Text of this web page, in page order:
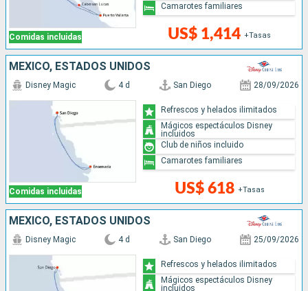
Comidas incluidas US$ 1,414 +Tasas
Camarotes familiares
MÉXICO, ESTADOS UNIDOS
Comidas incluidas
Disney Magic 4 d San Diego 28/09/2026
US$ 618 +Tasas
Refrescos y helados ilimitados
Mágicos espectáculos Disney
incluidos
Club de niños incluido
Camarotes familiares
MÉXICO, ESTADOS UNIDOS
Disney Magic 4 d San Diego 25/09/2026
Refrescos y helados ilimitados
Mágicos espectáculos Disney
incluidos